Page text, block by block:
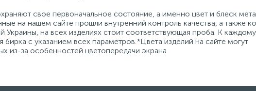
свое первоначальное состояние, а именно цвет и блеск
на нашем сайте прошли внутренний контроль качества, а также
Украины, на всех изделиях стоит соответствующая проба. К каждому
с указанием всех параметров.*Цвета изделий на сайте могут
из-за особенностей цветопередачи экрана